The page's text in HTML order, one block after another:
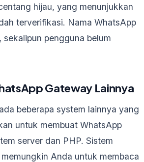
hijau, yang menunjukkan
terverifikasi. Nama WhatsApp
pengguna belum
Gateway Lainnya
beberapa system lainnya yang
untuk membuat WhatsApp
server dan PHP. Sistem
Anda untuk membaca